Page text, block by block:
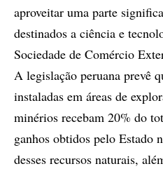
aproveitar uma parte
destinados a ciência e
Sociedade de Comércio
A legislação peruana prevê
instaladas em áreas de
minérios recebam 20% do
ganhos obtidos pelo Estado
desses recursos naturais,